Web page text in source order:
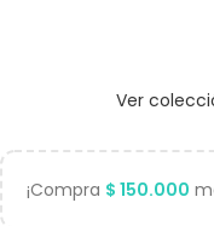
Ver
¡Compra $ 150.000